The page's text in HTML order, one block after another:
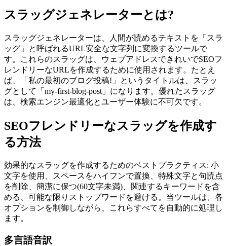
スラッグジェネレーターとは?
スラッグジェネレーターは、人間が読めるテキストを「スラ
ッグ」と呼ばれるURL安全な文字列に変換するツールで
す。これらのスラッグは、ウェブアドレスできれいでSEOフ
レンドリーなURLを作成するために使用されます。たとえ
ば、「私の最初のブログ投稿!」というタイトルは、スラッ
グとして「my-first-blog-post」になります。優れたスラッグ
は、検索エンジン最適化とユーザー体験に不可欠です。
SEOフレンドリーなスラッグを作成す
る方法
効果的なスラッグを作成するためのベストプラクティス: 小
文字を使用、スペースをハイフンで置換、特殊文字と句読点
を削除、簡潔に保つ(60文字未満)、関連するキーワードを含
める、可能な限りストップワードを避ける。当ツールは、各
オプションを制御しながら、これらすべてを自動的に処理し
ます。
多言語音訳